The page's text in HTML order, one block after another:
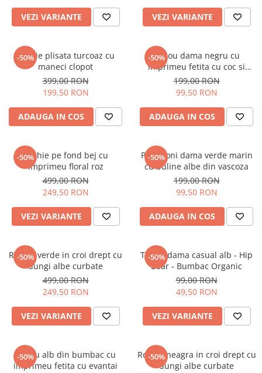
VEZI VARIANTE VEZI VARIANTE
-50%
Rochie plisata turcoaz cu
maneci clopot
399,00 RON
199,50 RON
ADAUGA IN COS
-50%
Tricou dama negru cu
imprimeu fetita cu coc si
ochelari albastrii
199,00 RON
99,50 RON
ADAUGA IN COS
-50%
Rochie pe fond bej cu
imprimeu floral roz
499,00 RON
249,50 RON
VEZI VARIANTE
-50%
Pantaloni dama verde marin
cu buline albe din vascoza
199,00 RON
99,50 RON
ADAUGA IN COS
-50%
Rochie verde in croi drept cu
dungi albe curbate
499,00 RON
249,50 RON
VEZI VARIANTE
-50%
Tricou dama casual alb - Hip
Bear - Bumbac Organic
99,00 RON
49,50 RON
VEZI VARIANTE
-50%
Tricou alb din bumbac cu
imprimeu fetita cu evantai
-50%
Rochie neagra in croi drept cu
dungi albe curbate